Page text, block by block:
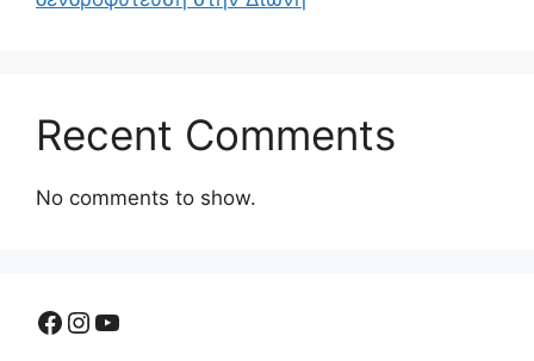
Recent Comments
No comments to show.